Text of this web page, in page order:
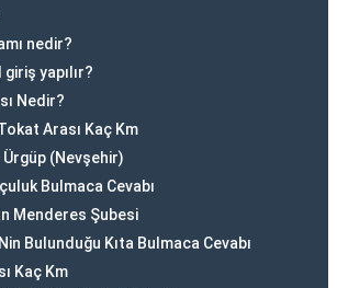
nedir?
giriş yapılır?
Nedir?
Arası Kaç Km
(Nevşehir)
Bulmaca Cevabı
Menderes Şubesi
Bulunduğu Kıta Bulmaca Cevabı
Kaç Km